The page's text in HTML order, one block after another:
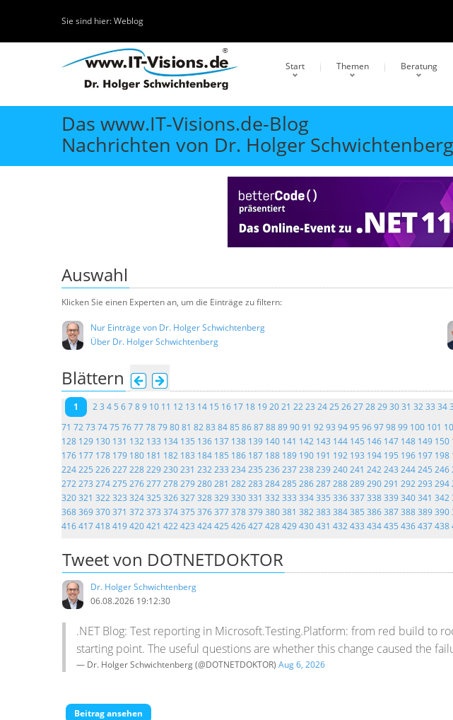
Sie sind hier:Weblog
Start Themen Beratung
Das www.IT-Visions.de-Blog
Nachrichten von Dr. Holger
Auswahl
Klicken Sie einen Experten an, um die Einträge zu filtern:
Nur Einträge von Dr. Holger Schwichtenberg
Über Dr. Holger Schwichtenberg
Blättern
1 23 4 5 6789 10 11 12 13 14 15 16 17 18 192021 2223 2425 262728293031 3233 34
71 7273 7475 767778798081 8283 8485 868788899091 9293 9495 96979899 100 101
128 129 130 131 132 133 134 135 136 137 138 139 140 141 142 143 144 145 146 147 148 149 150
176 177 178 179 180 181 182 183 184 185 186 187 188 189 190 191 192 193 194 195 196 197 198
224225 226227228229230231 232233 234235 236237238239240241 242243 244245 246
272273 274275 276277278279280281 282283 284285 286287288289290291 292293 294
320321 322323 324325 326327328329330331 332333 334335 336337338339340341 342
368369370371 372373 374375 376377378379380381 382383 384385 386387388389390
416417418419420421 422423 424425 426427428429430431 432433 434435 436437438
Tweet von DOTNETDOKTOR
Dr. Holger Schwichtenberg
06.08.2026 19:12:30
.NET Blog: Test reporting in Microsoft.Testing.Platform: from red build to
starting point. The useful questions are whether this change caused the
— Dr. Holger Schwichtenberg (@DOTNETDOKTOR) Aug 6, 2026
Beitrag ansehen